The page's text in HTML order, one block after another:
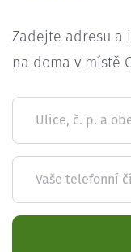
Zadejte adresu
na doma v místě
Ulice, č. p. a
Vaše telefonní